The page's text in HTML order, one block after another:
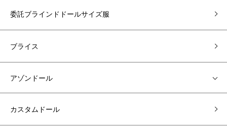
委託ブラインドドールサイズ服
ブライス
アゾンドール
カスタムドール